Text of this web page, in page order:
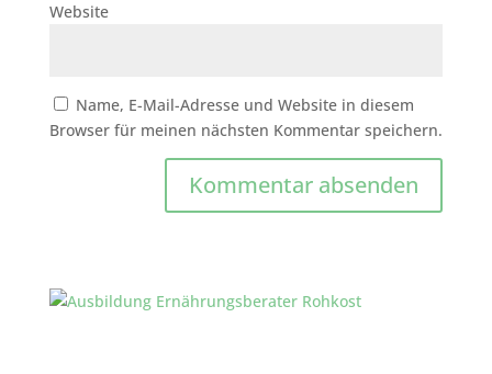
Website
Name, E-Mail-Adresse und Website in diesem
Browser für meinen nächsten Kommentar speichern.